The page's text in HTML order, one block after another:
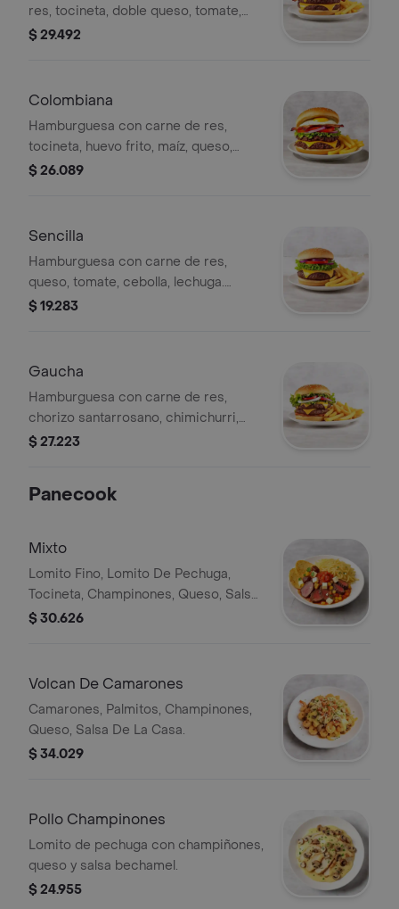
res, tocineta, doble queso, tomate,
cebolla y lechuga. Acompañada de
$ 29.492
Colombiana
Hamburguesa con carne de res,
tocineta, huevo frito, maíz, queso,
tomate, cebolla y lechuga,
$ 26.089
Sencilla
Hamburguesa con carne de res,
queso, tomate, cebolla, lechuga.
Acompañada de papas fritas.
$ 19.283
Gaucha
Hamburguesa con carne de res,
chorizo santarrosano, chimichurri,
queso, tomate, cebolla y lechuga,
$ 27.223
Panecook
Mixto
Lomito Fino, Lomito De Pechuga,
Tocineta, Champinones, Queso, Salsa
De La Casa.
$ 30.626
Volcan De Camarones
Camarones, Palmitos, Champinones,
Queso, Salsa De La Casa.
$ 34.029
Pollo Champinones
Lomito de pechuga con champiñones,
queso y salsa bechamel.
$ 24.955